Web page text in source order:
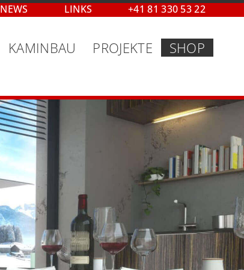
NEWS LINKS +41 81 330 53 22
KAMINBAU PROJEKTE SHOP